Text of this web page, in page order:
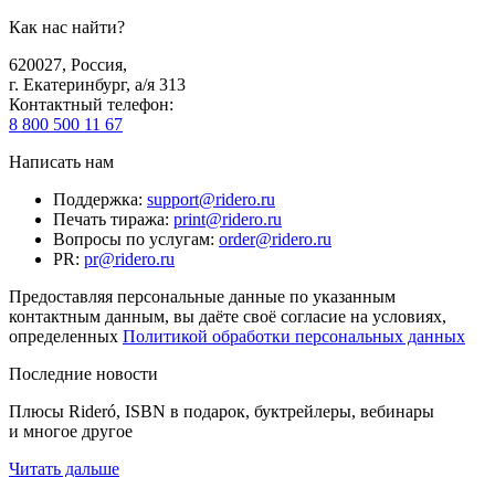
Как нас найти?
620027, Россия,
г. Екатеринбург, а/я 313
Контактный телефон:
8 800 500 11 67
Написать нам
Поддержка: support@ridero.ru
Печать тиража: print@ridero.ru
Вопросы по услугам: order@ridero.ru
PR: pr@ridero.ru
Предоставляя персональные данные по указанным
контактным данным, вы даёте своё согласие на условиях,
определенных Политикой обработки персональных данных
Последние новости
Плюсы Rideró, ISBN в подарок, буктрейлеры, вебинары
и многое другое
Читать дальше